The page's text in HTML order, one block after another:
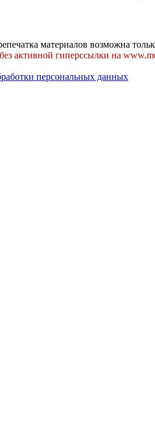
материалов возможна
активной гиперссылки на
персональных данных